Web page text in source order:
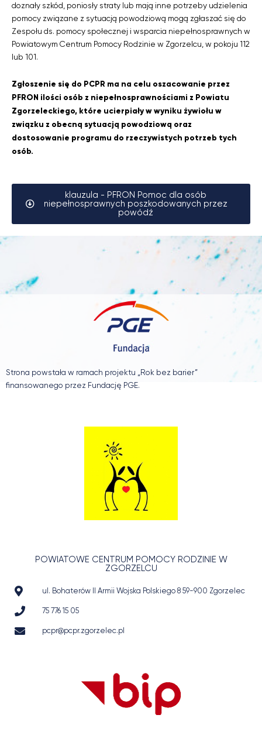
doznały szkód, poniosły straty lub mają inne potrzeby udzielenia
pomocy związane z sytuacją powodziową mogą zgłaszać się do
Zespołu ds. pomocy społecznej i wsparcia niepełnosprawnych w
Powiatowym Centrum Pomocy Rodzinie w Zgorzelcu, w pokoju 112
lub 101.
Zgłoszenie się do PCPR ma na celu oszacowanie przez
PFRON ilości osób z niepełnosprawnościami z Powiatu
Zgorzeleckiego, które ucierpiały w wyniku żywiołu w
związku z obecną sytuacją powodziową oraz
dostosowanie programu do rzeczywistych potrzeb tych
osób.
klauzula - PFRON Pomoc dla osób
niepełnosprawnych poszkodowanych przez
powódź
Strona powstała w ramach projektu „Rok bez barier”
finansowanego przez Fundację PGE.
POWIATOWE CENTRUM POMOCY RODZINIE W
ZGORZELCU
ul. Bohaterów II Armii Wojska Polskiego 8 59-900 Zgorzelec
75 776 15 05
pcpr@pcpr.zgorzelec.pl